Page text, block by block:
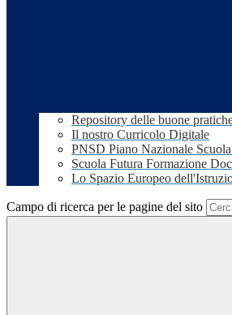
Repository delle buone
Il nostro Curricolo Digitale
PNSD Piano Nazionale
Scuola Futura Formazione
Lo Spazio Europeo
Campo di ricerca per le pagine del sito